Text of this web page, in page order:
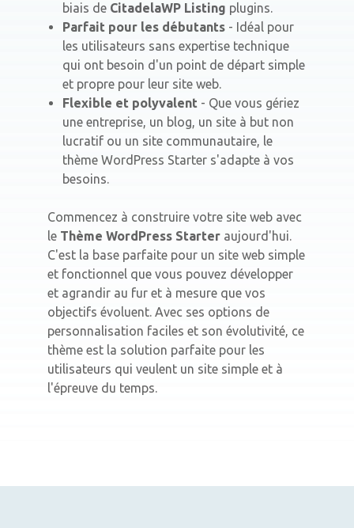
biais de CitadelaWP Listing plugins.
Parfait pour les débutants - Idéal pour
les utilisateurs sans expertise technique
qui ont besoin d'un point de départ simple
et propre pour leur site web.
Flexible et polyvalent - Que vous gériez
une entreprise, un blog, un site à but non
lucratif ou un site communautaire, le
thème WordPress Starter s'adapte à vos
besoins.
Commencez à construire votre site web avec
le Thème WordPress Starter aujourd'hui.
C'est la base parfaite pour un site web simple
et fonctionnel que vous pouvez développer
et agrandir au fur et à mesure que vos
objectifs évoluent. Avec ses options de
personnalisation faciles et son évolutivité, ce
thème est la solution parfaite pour les
utilisateurs qui veulent un site simple et à
l'épreuve du temps.